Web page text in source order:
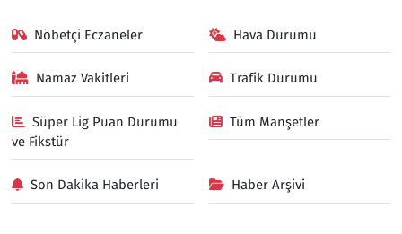
Nöbetçi Eczaneler Hava Durumu
Namaz Vakitleri Trafik Durumu
Süper Lig Puan Durumu
ve Fikstür
Tüm Manşetler
Son Dakika Haberleri Haber Arşivi